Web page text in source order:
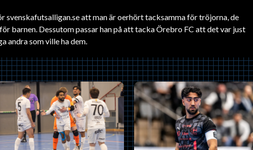
att man är oerhört tacksamma för tröjorna, de
barnen. Dessutom passar han på att tacka Örebro FC att det var just
andra som ville ha dem.